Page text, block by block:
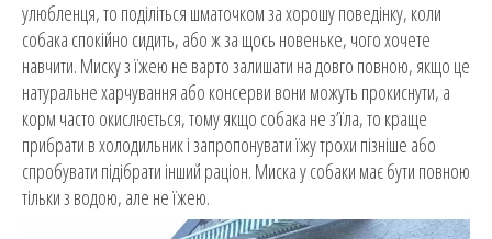
улюбленця, то поділіться шматочком за хорошу поведінку, коли
собака спокійно сидить, або ж за щось новеньке, чого хочете
навчити. Миску з їжею не варто залишати на довго повною, якщо це
натуральне харчування або консерви вони можуть прокиснути, а
корм часто окислюється, тому якщо собака не з’їла, то краще
прибрати в холодильник і запропонувати їжу трохи пізніше або
спробувати підібрати інший раціон. Миска у собаки має бути повною
тільки з водою, але не їжею.